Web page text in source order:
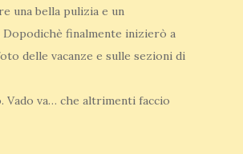
una bella pulizia e un
finalmente inizierò a
delle vacanze e sulle sezioni di
Vado va… che altrimenti faccio